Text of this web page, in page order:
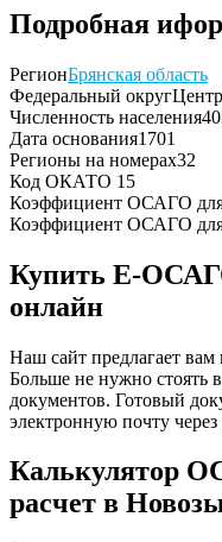
Подробная
РегионБрянская область
Федеральный округ
Численность населения
Дата основания1701
Регионы на номерах32
Код ОКАТО 15
Коэффициент ОСАГО для
Коэффициент ОСАГО для
Купить Е-
онлайн
Наш сайт предлагает
Больше не нужно стоять
документов. Готовый
электронную почту
Калькулятор
расчет в